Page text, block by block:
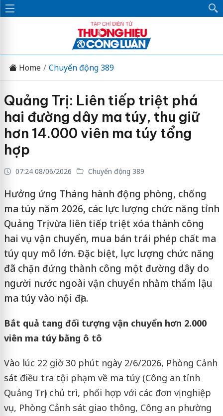
Home Chuyển động 389
Quảng Trị: Liên tiếp triệt phá
hai đường dây ma túy, thu giữ
hơn 14.000 viên ma túy tổng
hợp
07:24 08/06/2026 Chuyển động 389
Hưởng ứng Tháng hành động phòng, chống
ma túy năm 2026, các lực lượng chức năng tỉnh
Quảng Trị vừa liên tiếp triệt xóa thành công
hai vụ vận chuyển, mua bán trái phép chất ma
túy quy mô lớn. Đặc biệt, lực lượng chức năng
đã chặn đứng thành công một đường dây do
người nước ngoài vận chuyển nhằm thẩm lậu
ma túy vào nội địa.
Bắt quả tang đối tượng vận chuyển hơn 2.000
viên ma túy bằng ô tô
Vào lúc 22 giờ 30 phút ngày 2/6/2026, Phòng Cảnh
sát điều tra tội phạm về ma túy (Công an tỉnh
Quảng Trị) chủ trì, phối hợp với các đơn vị nghiệp
vụ, Phòng Cảnh sát giao thông, Công an phường